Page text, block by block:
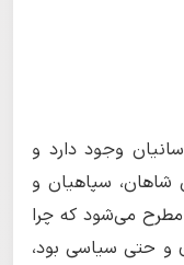
وجود دارد و
شاهان، سپاهیان و
می‌شود که چرا
و حتی سیاسی بود،